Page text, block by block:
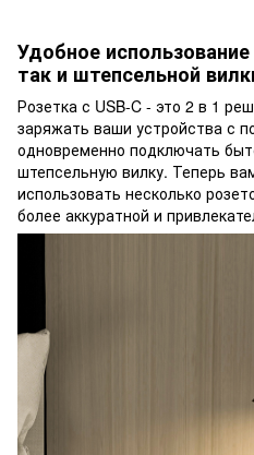
Удобное
так и штепсельной
Розетка с USB-C - это 2 в 1
заряжать ваши устройства с
одновременно подключать
штепсельную вилку. Теперь
использовать несколько
более аккуратной и